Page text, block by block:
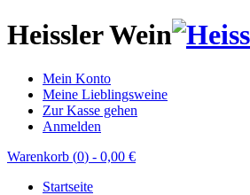
Heissler Wein
Mein Konto
Meine Lieblingsweine
Zur Kasse gehen
Anmelden
Warenkorb (0) - 0,00 €
Startseite